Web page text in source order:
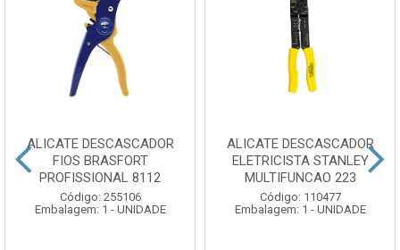
ALICATE DESCASCADOR
FIOS BRASFORT
PROFISSIONAL 8112
Código: 255106
Embalagem: 1 - UNIDADE
ALICATE DESCASCADOR
ELETRICISTA STANLEY
MULTIFUNCAO 223
Código: 110477
Embalagem: 1 - UNIDADE